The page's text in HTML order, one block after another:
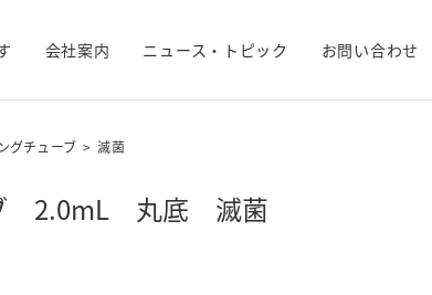
会社案内 ニュース・トピック
お問い合わせ
グチューブ > 滅菌
2.0mL 丸底 滅菌